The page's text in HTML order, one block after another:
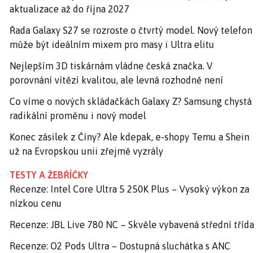
aktualizace až do října 2027
Řada Galaxy S27 se rozroste o čtvrtý model. Nový telefon
může být ideálním mixem pro masy i Ultra elitu
Nejlepším 3D tiskárnám vládne česká značka. V
porovnání vítězí kvalitou, ale levná rozhodně není
Co víme o nových skládačkách Galaxy Z? Samsung chystá
radikální proměnu i nový model
Konec zásilek z Číny? Ale kdepak, e-shopy Temu a Shein
už na Evropskou unii zřejmě vyzrály
TESTY A ŽEBŘÍČKY
Recenze: Intel Core Ultra 5 250K Plus – Vysoký výkon za
nízkou cenu
Recenze: JBL Live 780 NC – Skvěle vybavená střední třída
Recenze: O2 Pods Ultra – Dostupná sluchátka s ANC